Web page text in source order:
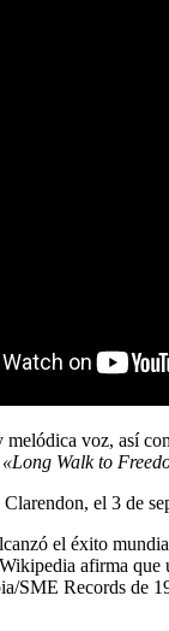
voz, así
«Long Walk to
el 3 de
el éxito
afirma que
SME Records de